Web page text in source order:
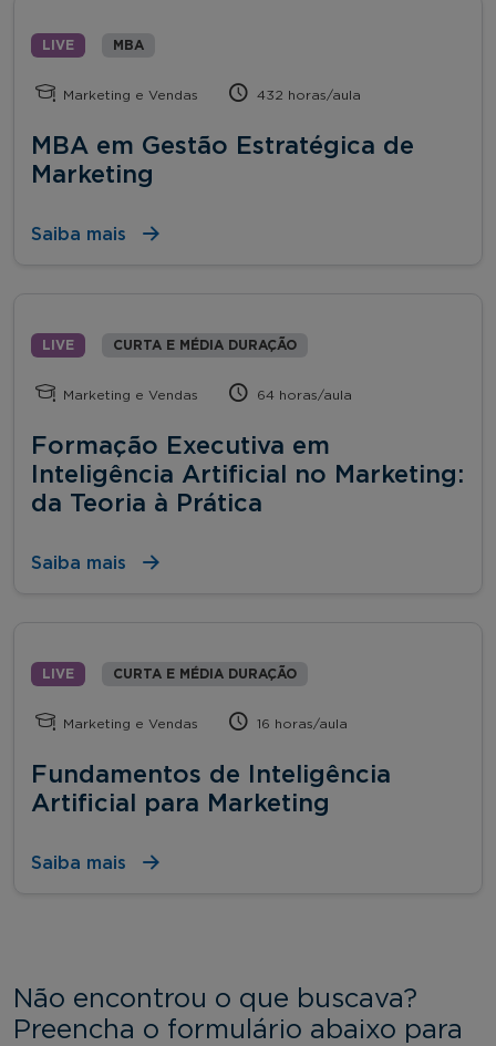
LIVE MBA
Marketing e Vendas 432 horas/aula
MBA em Gestão Estratégica de
Marketing
Saiba mais
LIVE CURTA E MÉDIA DURAÇÃO
Marketing e Vendas 64 horas/aula
Formação Executiva em
Inteligência Artificial no Marketing:
da Teoria à Prática
Saiba mais
LIVE CURTA E MÉDIA DURAÇÃO
Marketing e Vendas 16 horas/aula
Fundamentos de Inteligência
Artificial para Marketing
Saiba mais
Não encontrou o que buscava?
Preencha o formulário abaixo para